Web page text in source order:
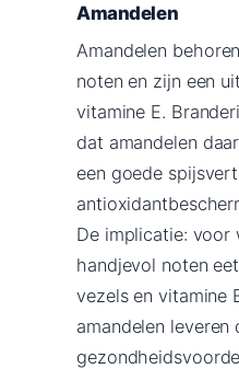
Amandelen
Amandelen
noten en zijn een
vitamine E.
dat amandelen
een goede
De implicatie: voor
handjevol noten
vezels en vitamine
amandelen leveren